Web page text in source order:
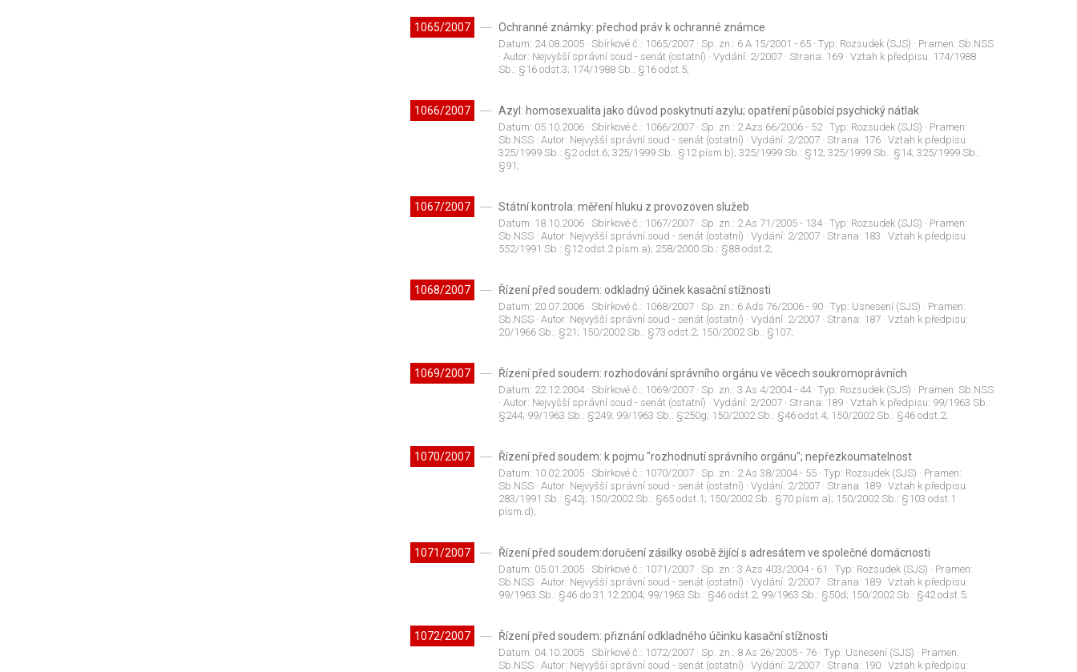
1065/2007 Ochranné známky: přechod práv k ochranné známce
Datum: 24.08.2005· Sbírkové č.: 1065/2007· Sp. zn.: 6 A 15/2001 - 65· Typ: Rozsudek (SJS) · Pramen: Sb.NSS
· Autor: Nejvyšší správní soud - senát (ostatní) · Vydání: 2/2007· Strana: 169· Vztah k předpisu: 174/1988
Sb.: §16 odst.3; 174/1988 Sb.: §16 odst.5;
1066/2007 Azyl: homosexualita jako důvod poskytnutí azylu; opatření působící psychický nátlak
Datum: 05.10.2006· Sbírkové č.: 1066/2007· Sp. zn.: 2 Azs 66/2006 - 52· Typ: Rozsudek (SJS) · Pramen:
Sb.NSS· Autor: Nejvyšší správní soud - senát (ostatní) · Vydání: 2/2007· Strana: 176· Vztah k předpisu:
325/1999 Sb.: §2 odst.6; 325/1999 Sb.: §12 písm.b); 325/1999 Sb.: §12; 325/1999 Sb.: §14; 325/1999 Sb.:
§91;
1067/2007 Státní kontrola: měření hluku z provozoven služeb
Datum: 18.10.2006· Sbírkové č.: 1067/2007· Sp. zn.: 2 As 71/2005 - 134· Typ: Rozsudek (SJS) · Pramen:
Sb.NSS· Autor: Nejvyšší správní soud - senát (ostatní) · Vydání: 2/2007· Strana: 183 · Vztah k předpisu:
552/1991 Sb.: §12 odst.2 písm.a); 258/2000 Sb.: §88 odst.2;
1068/2007 Řízení před soudem: odkladný účinek kasační stížnosti
Datum: 20.07.2006· Sbírkové č.: 1068/2007· Sp. zn.: 6 Ads 76/2006 - 90· Typ: Usnesení (SJS) · Pramen:
Sb.NSS· Autor: Nejvyšší správní soud - senát (ostatní) · Vydání: 2/2007· Strana: 187· Vztah k předpisu:
20/1966 Sb.: §21; 150/2002 Sb.: §73 odst.2; 150/2002 Sb.: §107;
1069/2007 Řízení před soudem: rozhodování správního orgánu ve věcech soukromoprávních
Datum: 22.12.2004· Sbírkové č.: 1069/2007· Sp. zn.: 3 As 4/2004 - 44· Typ: Rozsudek (SJS) · Pramen: Sb.NSS
· Autor: Nejvyšší správní soud - senát (ostatní) · Vydání: 2/2007· Strana: 189· Vztah k předpisu: 99/1963 Sb.:
§244; 99/1963 Sb.: §249; 99/1963 Sb.: §250g; 150/2002 Sb.: §46 odst.4; 150/2002 Sb.: §46 odst.2;
1070/2007 Řízení před soudem: k pojmu "rozhodnutí správního orgánu"; nepřezkoumatelnost
Datum: 10.02.2005· Sbírkové č.: 1070/2007· Sp. zn.: 2 As 38/2004 - 55· Typ: Rozsudek (SJS) · Pramen:
Sb.NSS· Autor: Nejvyšší správní soud - senát (ostatní) · Vydání: 2/2007· Strana: 189· Vztah k předpisu:
283/1991 Sb.: §42j; 150/2002 Sb.: §65 odst.1; 150/2002 Sb.: §70 písm.a); 150/2002 Sb.: §103 odst.1
písm.d);
1071/2007 Řízení před soudem:doručení zásilky osobě žijící s adresátem ve společné domácnosti
Datum: 05.01.2005· Sbírkové č.: 1071/2007· Sp. zn.: 3 Azs 403/2004 - 61 · Typ: Rozsudek (SJS) · Pramen:
Sb.NSS· Autor: Nejvyšší správní soud - senát (ostatní) · Vydání: 2/2007· Strana: 189· Vztah k předpisu:
99/1963 Sb.: §46 do 31.12.2004; 99/1963 Sb.: §46 odst.2; 99/1963 Sb.: §50d; 150/2002 Sb.: §42 odst.5;
1072/2007 Řízení před soudem: přiznání odkladného účinku kasační stížnosti
Datum: 04.10.2005· Sbírkové č.: 1072/2007· Sp. zn.: 8 As 26/2005 - 76· Typ: Usnesení (SJS) · Pramen:
Sb.NSS· Autor: Nejvyšší správní soud - senát (ostatní) · Vydání: 2/2007· Strana: 190· Vztah k předpisu: